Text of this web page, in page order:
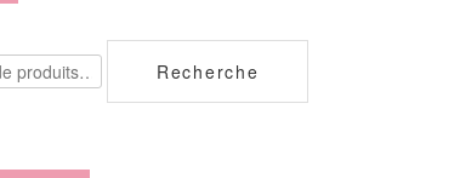
Recherche